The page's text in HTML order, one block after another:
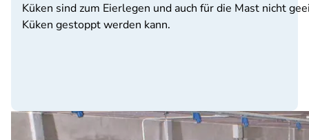
Küken sind zum Eierlegen und auch für die Mast nicht
Küken gestoppt werden kann.